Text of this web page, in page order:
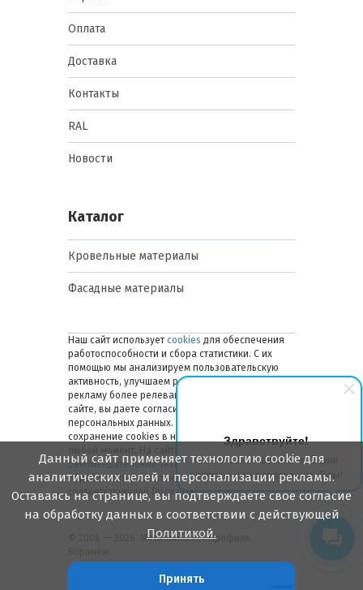
Здравствуйте!
Мы готовы ответить на Ваши
вопросы или перезвонить Вам!
Оплата
Доставка
Контакты
RAL
Новости
Каталог
Кровельные материалы
Фасадные материалы
Наш сайт использует cookies для обеспечения
работоспособности и сбора статистики. С их
помощью мы анализируем пользовательскую
активность, улучшаем работу сайта и делаем
рекламу более релевантной. Оставаясь на
сайте, вы даете согласие на обработку ваших
персональных данных. Вы можете отключить
сохранение cookies в настройках браузера в
любой момент. На сайте также применяются
рекомендательные технологии. Подробнее об
обработке персональных данных — в
соответствующей
Политике.
© 2006 — 2026. Металлинвест Профиль.
Данный сайт применяет технологию cookie для
аналитических целей и персонализации рекламы.
Оставаясь на странице, вы подтверждаете свое согласие
на обработку данных в соответствии с действующей
Политикой.
Принять